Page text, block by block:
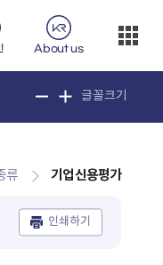
About us
글꼴크기
류 기업신용평가
인쇄하기